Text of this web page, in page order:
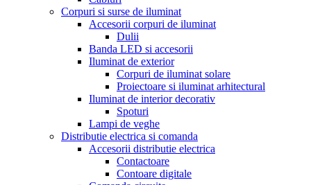
Corpuri si surse de iluminat
Accesorii corpuri de iluminat
Dulii
Banda LED si accesorii
Iluminat de exterior
Corpuri de iluminat solare
Proiectoare si iluminat arhitectural
Iluminat de interior decorativ
Spoturi
Lampi de veghe
Distributie electrica si comanda
Accesorii distributie electrica
Contactoare
Contoare digitale